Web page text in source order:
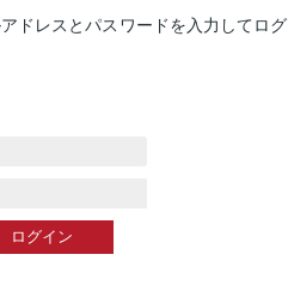
ドレスとパスワードを入力してログ